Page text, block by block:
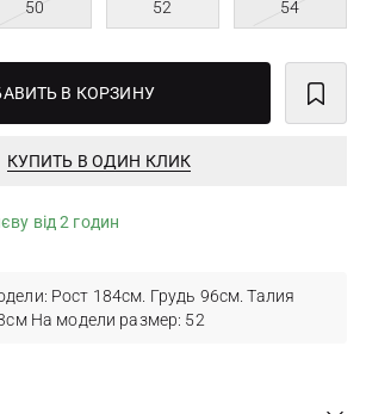
50 52 54
В КОРЗИНУ
КУПИТЬ В ОДИН КЛИК
від 2 годин
Рост 184см. Грудь 96см. Талия
На модели размер: 52